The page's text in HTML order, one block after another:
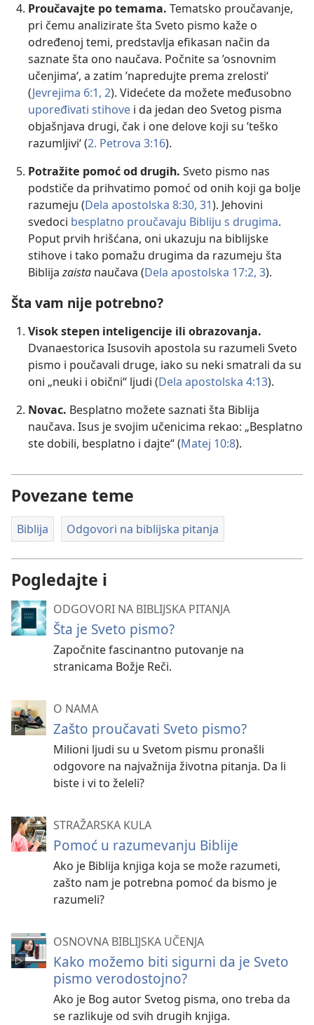
Proučavajte po temama. Tematsko proučavanje,
pri čemu analizirate šta Sveto pismo kaže o
određenoj temi, predstavlja efikasan način da
saznate šta ono naučava. Počnite sa ’osnovnim
učenjima‘, a zatim ’napredujte prema zrelosti‘
(Jevrejima 6:1, 2). Videćete da možete međusobno
upoređivati stihove i da jedan deo Svetog pisma
objašnjava drugi, čak i one delove koji su ’teško
razumljivi‘ (2. Petrova 3:16).
Potražite pomoć od drugih. Sveto pismo nas
podstiče da prihvatimo pomoć od onih koji ga bolje
razumeju (Dela apostolska 8:30, 31). Jehovini
svedoci besplatno proučavaju Bibliju s drugima.
Poput prvih hrišćana, oni ukazuju na biblijske
stihove i tako pomažu drugima da razumeju šta
Biblijazaista naučava (Dela apostolska 17:2, 3).
Šta vam nije potrebno?
Visok stepen inteligencije ili obrazovanja.
Dvanaestorica Isusovih apostola su razumeli Sveto
pismo i poučavali druge, iako su neki smatrali da su
oni „neuki i obični“ ljudi (Dela apostolska 4:13).
Novac. Besplatno možete saznati šta Biblija
naučava. Isus je svojim učenicima rekao: „Besplatno
ste dobili, besplatno i dajte“ (Matej 10:8).
Povezane teme
Biblija Odgovori na biblijska pitanja
Pogledajte i
ODGOVORI NA BIBLIJSKA PITANJA
Šta je Sveto pismo?
Započnite fascinantno putovanje na
stranicama Božje Reči.
O NAMA
Zašto proučavati Sveto pismo?
Milioni ljudi su u Svetom pismu pronašli
odgovore na najvažnija životna pitanja. Da li
biste i vi to želeli?
STRAŽARSKA KULA
Pomoć u razumevanju Biblije
Ako je Biblija knjiga koja se može razumeti,
zašto nam je potrebna pomoć da bismo je
razumeli?
OSNOVNA BIBLIJSKA UČENJA
Kako možemo biti sigurni da je Sveto
pismo verodostojno?
Ako je Bog autor Svetog pisma, ono treba da
se razlikuje od svih drugih knjiga.